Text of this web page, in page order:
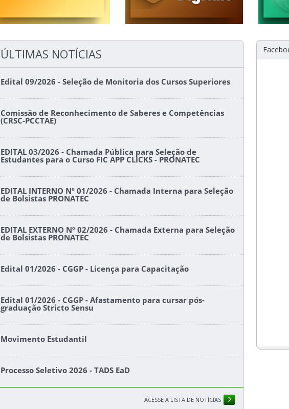
ÚLTIMAS NOTÍCIAS
Edital 09/2026 - Seleção de Monitoria dos Cursos Superiores
Comissão de Reconhecimento de Saberes e Competências
(CRSC-PCCTAE)
EDITAL 03/2026 - Chamada Pública para Seleção de
Estudantes para o Curso FIC APP CLICKS - PRONATEC
EDITAL INTERNO Nº 01/2026 - Chamada Interna para Seleção
de Bolsistas PRONATEC
EDITAL EXTERNO Nº 02/2026 - Chamada Externa para Seleção
de Bolsistas PRONATEC
Edital 01/2026 - CGGP - Licença para Capacitação
Edital 01/2026 - CGGP - Afastamento para cursar pós-
graduação Stricto Sensu
Movimento Estudantil
Processo Seletivo 2026 - TADS EaD
ACESSE A LISTA DE NOTÍCIAS